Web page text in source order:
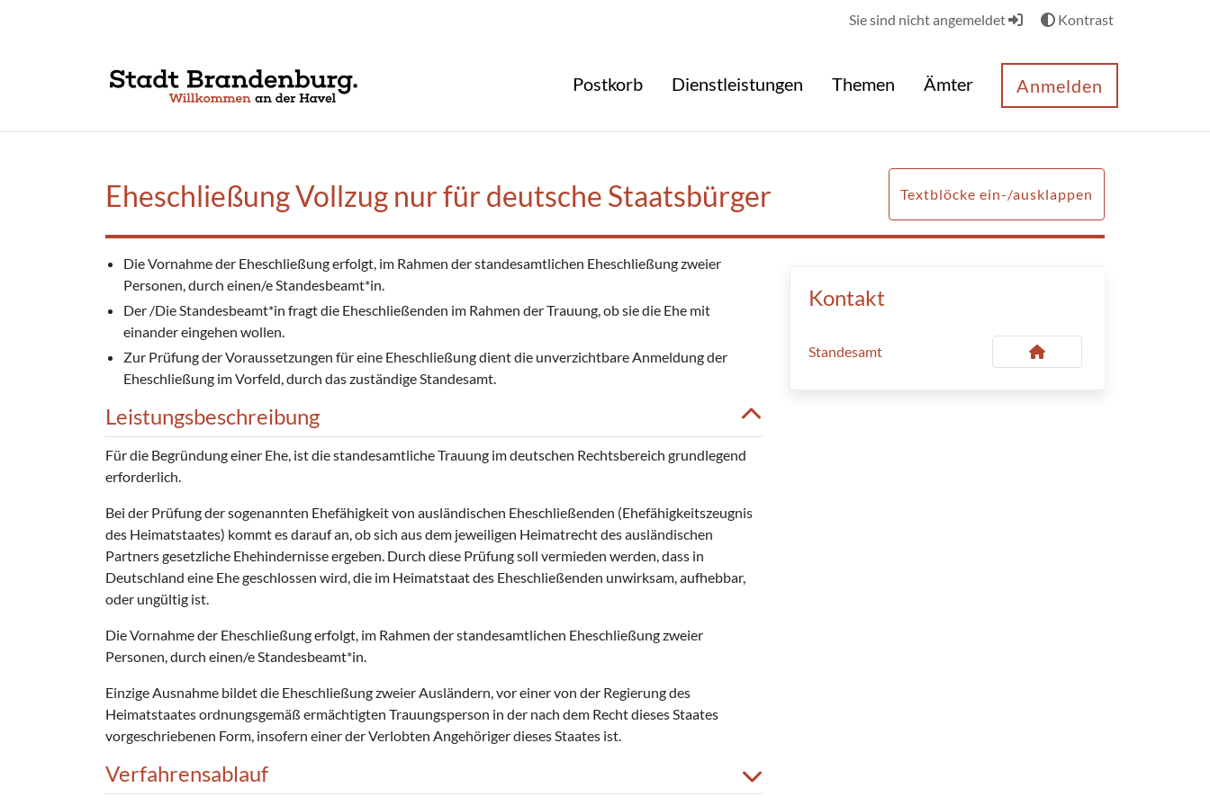
Sie sind nicht angemeldet Kontrast
Postkorb Dienstleistungen Themen Ämter Anmelden
Eheschließung Vollzug nur für deutsche Staatsbürger Textblöcke ein-/ausklappen
Die Vornahme der Eheschließung erfolgt, im Rahmen der standesamtlichen Eheschließung zweier
Personen, durch einen/e Standesbeamt*in.
Der /Die Standesbeamt*in fragt die Eheschließenden im Rahmen der Trauung, ob sie die Ehe mit
einander eingehen wollen.
Zur Prüfung der Voraussetzungen für eine Eheschließung dient die unverzichtbare Anmeldung der
Eheschließung im Vorfeld, durch das zuständige Standesamt.
Leistungsbeschreibung
Für die Begründung einer Ehe, ist die standesamtliche Trauung im deutschen Rechtsbereich grundlegend
erforderlich.
Bei der Prüfung der sogenannten Ehefähigkeit von ausländischen Eheschließenden (Ehefähigkeitszeugnis
des Heimatstaates) kommt es darauf an, ob sich aus dem jeweiligen Heimatrecht des ausländischen
Partners gesetzliche Ehehindernisse ergeben. Durch diese Prüfung soll vermieden werden, dass in
Deutschland eine Ehe geschlossen wird, die im Heimatstaat des Eheschließenden unwirksam, aufhebbar,
oder ungültig ist.
Die Vornahme der Eheschließung erfolgt, im Rahmen der standesamtlichen Eheschließung zweier
Personen, durch einen/e Standesbeamt*in.
Einzige Ausnahme bildet die Eheschließung zweier Ausländern, vor einer von der Regierung des
Heimatstaates ordnungsgemäß ermächtigten Trauungsperson in der nach dem Recht dieses Staates
vorgeschriebenen Form, insofern einer der Verlobten Angehöriger dieses Staates ist.
Verfahrensablauf
Kontakt
Standesamt